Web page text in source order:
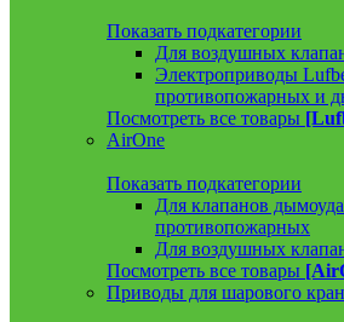
Показать подкатегории
Для воздушных
Электроприводы
противопожарных и
Посмотреть все товары
AirOne
Показать подкатегории
Для клапанов
противопожарных
Для воздушных
Посмотреть все товары
Приводы для шарового